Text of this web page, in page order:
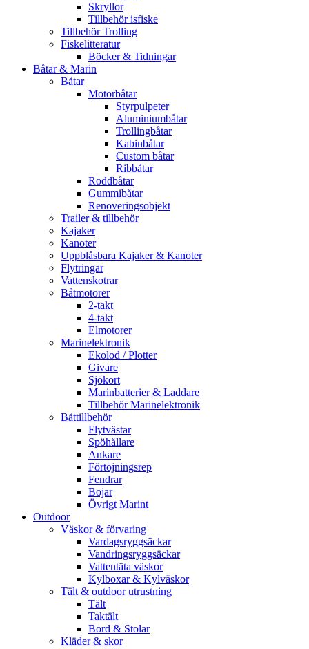
Skryllor
Tillbehör isfiske
Tillbehör Trolling
Fiskelitteratur
Böcker & Tidningar
Båtar & Marin
Båtar
Motorbåtar
Styrpulpeter
Aluminiumbåtar
Trollingbåtar
Kabinbåtar
Custom båtar
Ribbåtar
Roddbåtar
Gummibåtar
Renoveringsobjekt
Trailer & tillbehör
Kajaker
Kanoter
Uppblåsbara Kajaker & Kanoter
Flytringar
Vattenskotrar
Båtmotorer
2-takt
4-takt
Elmotorer
Marinelektronik
Ekolod / Plotter
Givare
Sjökort
Marinbatterier & Laddare
Tillbehör Marinelektronik
Båttillbehör
Flytvästar
Spöhållare
Ankare
Förtöjningsrep
Fendrar
Bojar
Övrigt Marint
Outdoor
Väskor & förvaring
Vardagsryggsäckar
Vandringsryggsäckar
Vattentäta väskor
Kylboxar & Kylväskor
Tält & outdoor utrustning
Tält
Taktält
Bord & Stolar
Kläder & skor